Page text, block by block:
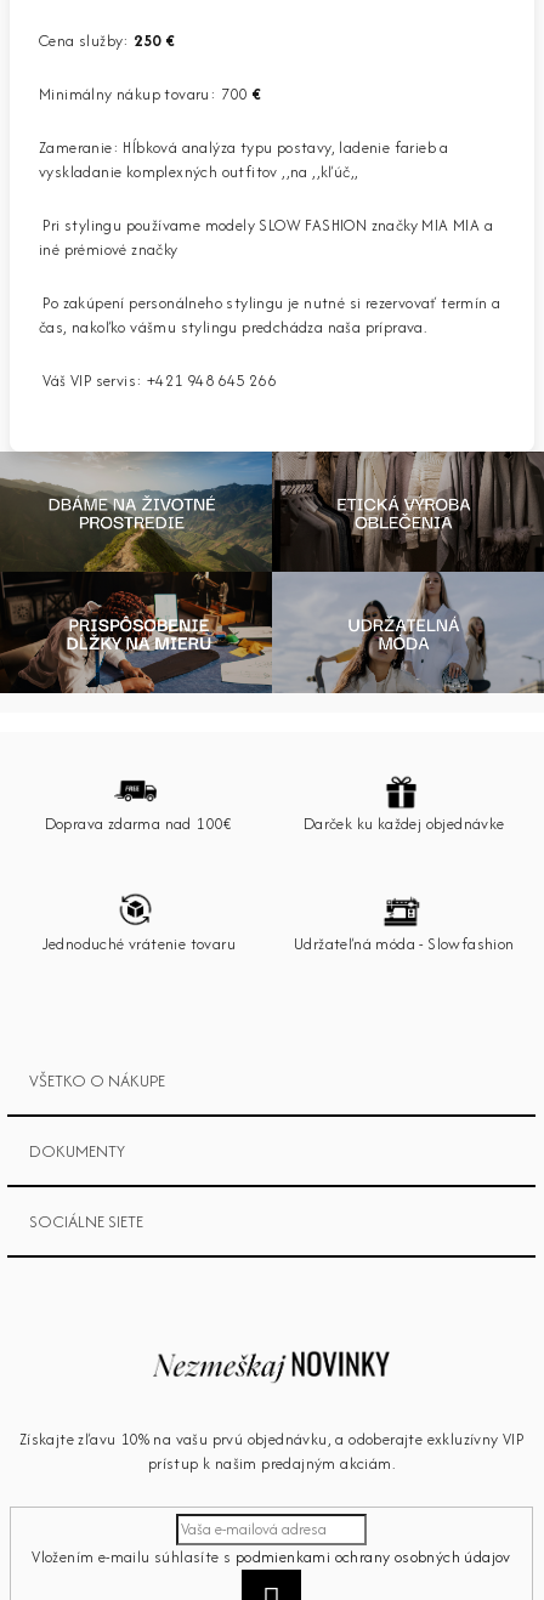
Cena služby: 250 €
Minimálny nákup tovaru: 700 €
Zameranie: Hĺbková analýza typu postavy, ladenie farieb a
vyskladanie komplexných outfitov ,,na ,,kľúč,,
Pri stylingu používame modely SLOW FASHION značky MIA MIA a
iné prémiové značky
Po zakúpení personálneho stylingu je nutné si rezervovať termín a
čas, nakoľko vášmu stylingu predchádza naša príprava.
Váš VIP servis: +421 948 645 266
Doprava zdarma nad 100€ Darček ku každej objednávke
Jednoduché vrátenie tovaru Udržateľná móda - Slowfashion
VŠETKO O NÁKUPE
DOKUMENTY
SOCIÁLNE SIETE
Získajte zľavu 10% na vašu prvú objednávku, a odoberajte exkluzívny VIP
prístup k našim predajným akciám.
Vložením e-mailu súhlasíte s podmienkami ochrany osobných údajov